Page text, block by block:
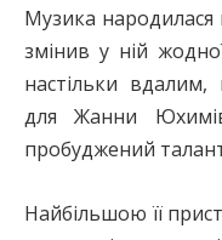
Музика народилася
змінив у ній
настільки вдалим,
для Жанни
пробуджений талант
Найбільшою її